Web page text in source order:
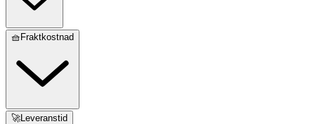
🧺Fraktkostnad
🚀Leveranstid